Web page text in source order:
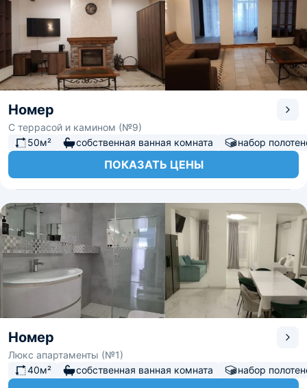
Номер
С террасой и камином (№9)
50м²
собственная ванная комната набор
ПОКАЗАТЬ ЦЕНЫ
Номер
Люкс апартаменты (№1)
40м²
собственная ванная комната набор